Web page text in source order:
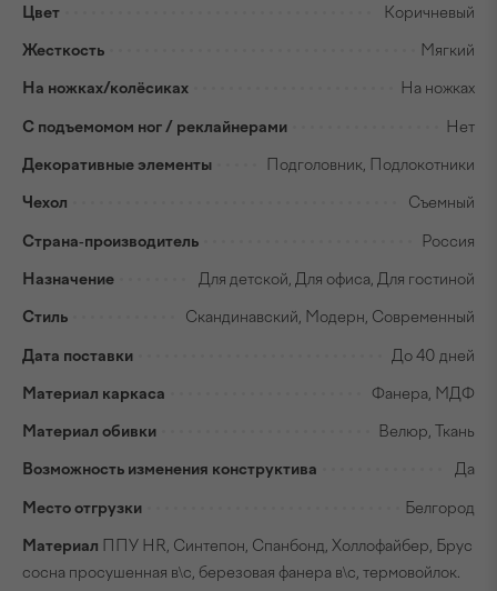
Цвет Коричневый
Жесткость Мягкий
На ножках/колёсиках На ножках
С подъемомом ног / реклайнерами Нет
Декоративные элементы Подголовник, Подлокотники
Чехол Съемный
Страна-производитель Россия
Назначение Для детской, Для офиса, Для гостиной
Стиль Скандинавский, Модерн, Современный
Дата поставки До 40 дней
Материал каркаса Фанера, МДФ
Материал обивки Велюр, Ткань
Возможность изменения конструктива Да
Место отгрузки Белгород
Материал ППУ HR, Синтепон, Спанбонд, Холлофайбер, Брус
сосна просушенная в\с, березовая фанера в\с, термовойлок.